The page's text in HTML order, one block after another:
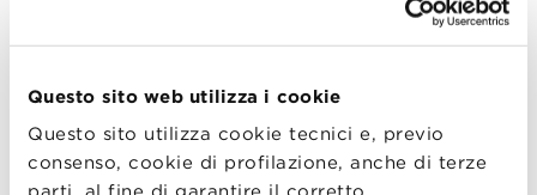
Questo sito web utilizza i cookie
Questo sito utilizza cookie tecnici e, previo
consenso, cookie di profilazione, anche di terze
Ruolo più tecnico che manageriale, un Blockchain
Europa tra i 30.000 e i 45.000 euro/anno per un
senior. Nel mercato globale si arriva a cifre che
oscillano tra i 60.000 e gli 80.000 dollari all’anno per